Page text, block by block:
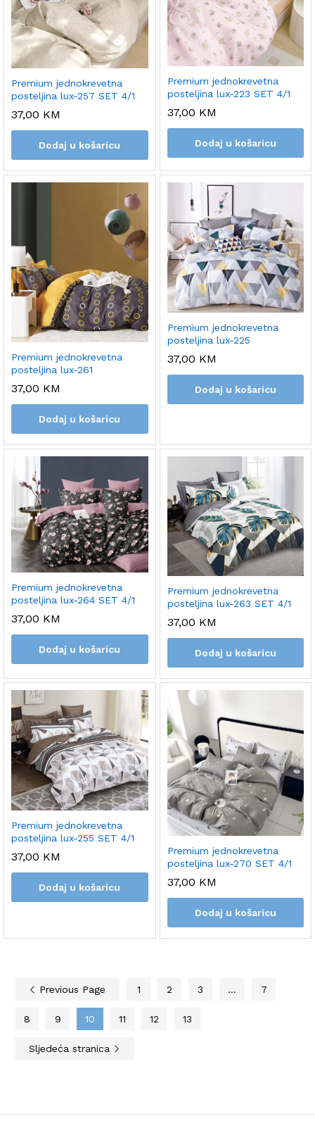
Premium jednokrevetna
posteljina lux-257 SET 4/1
37,00 KM
Dodaj u košaricu
Premium jednokrevetna
posteljina lux-223 SET 4/1
37,00 KM
Dodaj u košaricu
Premium jednokrevetna
posteljina lux-261
37,00 KM
Dodaj u košaricu
Premium jednokrevetna
posteljina lux-225
37,00 KM
Dodaj u košaricu
Premium jednokrevetna
posteljina lux-264 SET 4/1
37,00 KM
Dodaj u košaricu
Premium jednokrevetna
posteljina lux-263 SET 4/1
37,00 KM
Dodaj u košaricu
Premium jednokrevetna
posteljina lux-255 SET 4/1
37,00 KM
Dodaj u košaricu
Premium jednokrevetna
posteljina lux-270 SET 4/1
37,00 KM
Dodaj u košaricu
Previous Page 1 2 3 … 7
8 9 10 11 12 13
Sljedeća stranica